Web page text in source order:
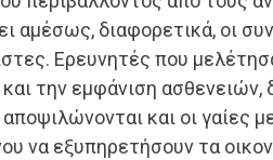
αμέσως, διαφορετικά, οι
Ερευνητές που
την εμφάνιση
και οι γαίες
να εξυπηρετήσουν τα